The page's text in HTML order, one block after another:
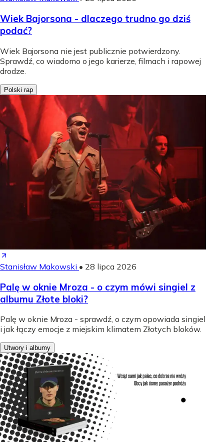
Wiek Bajorsona - dlaczego trudno go dziś
podać?
Wiek Bajorsona nie jest publicznie potwierdzony.
Sprawdź, co wiadomo o jego karierze, filmach i rapowej
drodze.
Polski rap
Stanisław Makowski • 28 lipca 2026
Palę w oknie Mroza - o czym mówi singiel z
albumu Złote bloki?
Palę w oknie Mroza - sprawdź, o czym opowiada singiel
i jak łączy emocje z miejskim klimatem Złotych bloków.
Utwory i albumy